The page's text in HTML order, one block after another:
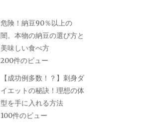
危険！納豆90％以上の
闇。本物の納豆の選び方と
美味しい食べ方
200件のビュー
【成功例多数！？】刺身ダ
イエットの秘訣！理想の体
型を手に入れる方法
100件のビュー